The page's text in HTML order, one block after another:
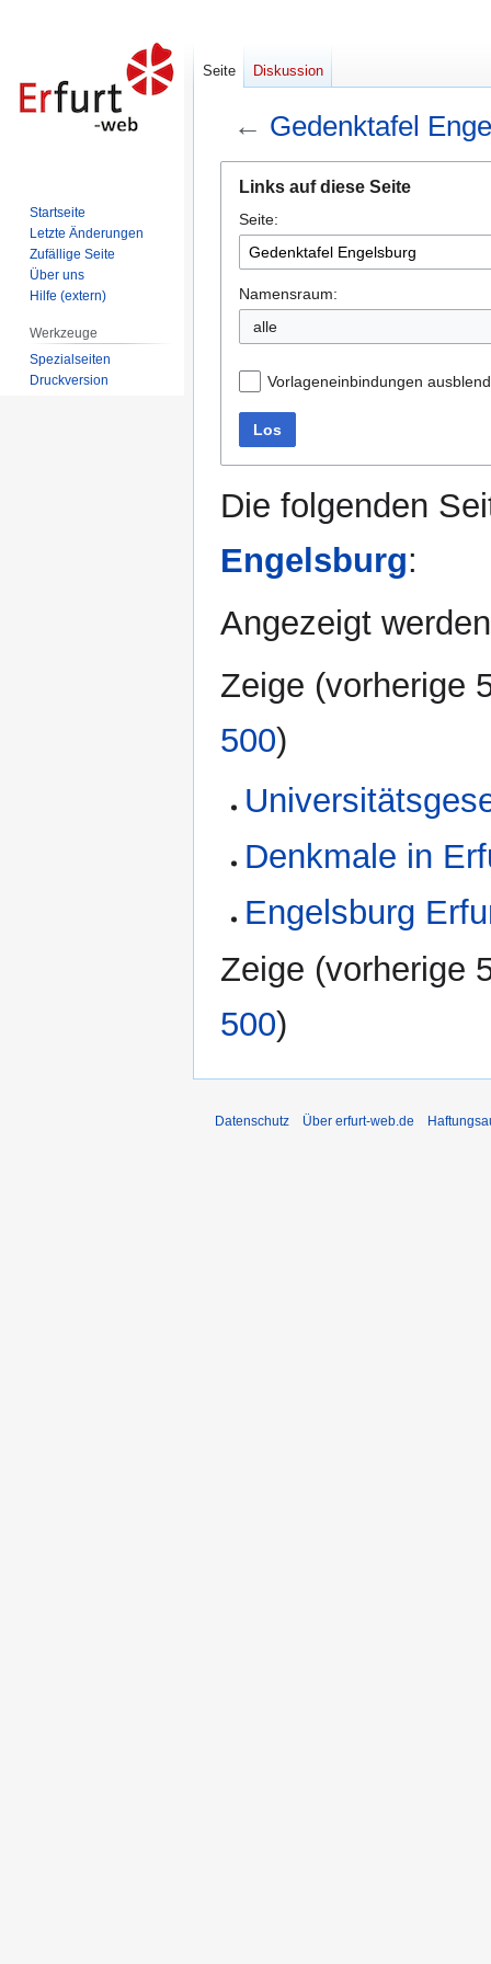
← Gedenktafel
Navigation
springen
Suche
springen
Links auf diese Seite
Seite:
Namensraum:
alle
Vorlageneinbindungen
Los
Die folgenden
Engelsburg:
Angezeigt
Zeige (vorherige
500)
Denkmale in
Engelsburg
Zeige (vorherige
500)
Seite Diskussion
Startseite
Letzte Änderungen
Zufällige Seite
Über uns
Hilfe (extern)
Werkzeuge
Spezialseiten
Druckversion
Datenschutz Über erfurt-web.de